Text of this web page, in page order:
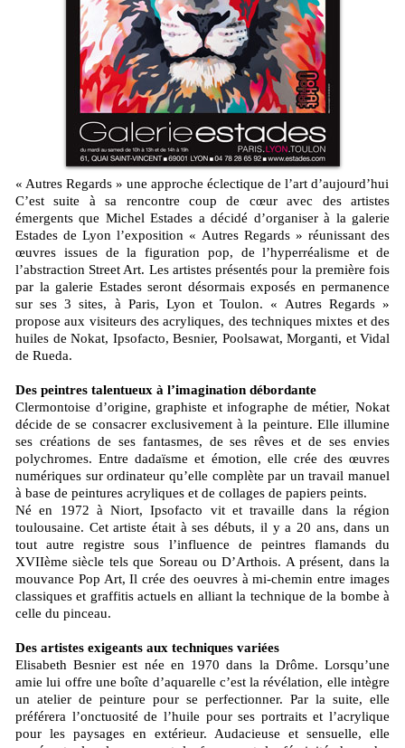
« Autres Regards » une approche éclectique de l’art d’aujourd’hui
C’est suite à sa rencontre coup de cœur avec des artistes
émergents que Michel Estades a décidé d’organiser à la galerie
Estades de Lyon l’exposition « Autres Regards » réunissant des
œuvres issues de la figuration pop, de l’hyperréalisme et de
l’abstraction Street Art. Les artistes présentés pour la première fois
par la galerie Estades seront désormais exposés en permanence
sur ses 3 sites, à Paris, Lyon et Toulon. « Autres Regards »
propose aux visiteurs des acryliques, des techniques mixtes et des
huiles de Nokat, Ipsofacto, Besnier, Poolsawat, Morganti, et Vidal
de Rueda.
Des peintres talentueux à l’imagination débordante
Clermontoise d’origine, graphiste et infographe de métier, Nokat
décide de se consacrer exclusivement à la peinture. Elle illumine
ses créations de ses fantasmes, de ses rêves et de ses envies
polychromes. Entre dadaïsme et émotion, elle crée des œuvres
numériques sur ordinateur qu’elle complète par un travail manuel
à base de peintures acryliques et de collages de papiers peints.
Né en 1972 à Niort, Ipsofacto vit et travaille dans la région
toulousaine. Cet artiste était à ses débuts, il y a 20 ans, dans un
tout autre registre sous l’influence de peintres flamands du
XVIIème siècle tels que Soreau ou D’Arthois. A présent, dans la
mouvance Pop Art, Il crée des oeuvres à mi-chemin entre images
classiques et graffitis actuels en alliant la technique de la bombe à
celle du pinceau.
Des artistes exigeants aux techniques variées
Elisabeth Besnier est née en 1970 dans la Drôme. Lorsqu’une
amie lui offre une boîte d’aquarelle c’est la révélation, elle intègre
un atelier de peinture pour se perfectionner. Par la suite, elle
préférera l’onctuosité de l’huile pour ses portraits et l’acrylique
pour les paysages en extérieur. Audacieuse et sensuelle, elle